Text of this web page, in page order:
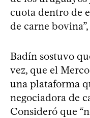
cuota dentro de
de carne
Badín sostuvo
vez, que el
una plataforma
negociadora de
Consideró que